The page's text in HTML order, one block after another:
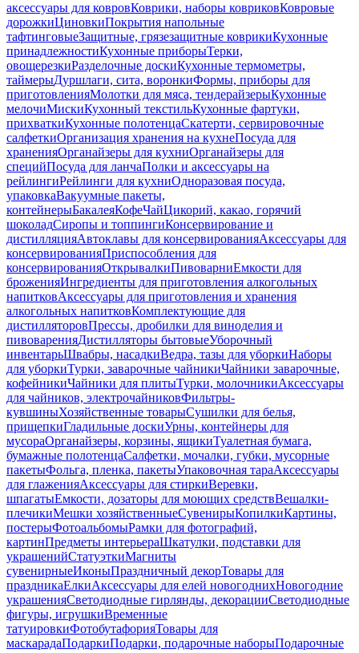
аксессуары для ковровКоврики, наборы ковриковКовровые
дорожкиЦиновкиПокрытия напольные
тафтинговыеЗащитные, грязезащитные коврикиКухонные
принадлежностиКухонные приборыТерки,
овощерезкиРазделочные доскиКухонные термометры,
таймерыДуршлаги, сита, воронкиФормы, приборы для
приготовленияМолотки для мяса, тендерайзерыКухонные
мелочиМискиКухонный текстильКухонные фартуки,
прихваткиКухонные полотенцаСкатерти, сервировочные
салфеткиОрганизация хранения на кухнеПосуда для
храненияОрганайзеры для кухниОрганайзеры для
специйПосуда для ланчаПолки и аксессуары на
рейлингиРейлинги для кухниОдноразовая посуда,
упаковкаВакуумные пакеты,
контейнерыБакалеяКофеЧайЦикорий, какао, горячий
шоколадСиропы и топпингиКонсервирование и
дистилляцияАвтоклавы для консервированияАксессуары для
консервированияПриспособления для
консервированияОткрывалкиПивоварниЕмкости для
броженияИнгредиенты для приготовления алкогольных
напитковАксессуары для приготовления и хранения
алкогольных напитковКомплектующие для
дистилляторовПрессы, дробилки для виноделия и
пивоваренияДистилляторы бытовыеУборочный
инвентарьШвабры, насадкиВедра, тазы для уборкиНаборы
для уборкиТурки, заварочные чайникиЧайники заварочные,
кофейникиЧайники для плитыТурки, молочникиАксессуары
для чайников, электрочайниковФильтры-
кувшиныХозяйственные товарыСушилки для белья,
прищепкиГладильные доскиУрны, контейнеры для
мусораОрганайзеры, корзины, ящикиТуалетная бумага,
бумажные полотенцаСалфетки, мочалки, губки, мусорные
пакетыФольга, пленка, пакетыУпаковочная тараАксессуары
для глаженияАксессуары для стиркиВеревки,
шпагатыЕмкости, дозаторы для моющих средствВешалки-
плечикиМешки хозяйственныеСувенирыКопилкиКартины,
постерыФотоальбомыРамки для фотографий,
картинПредметы интерьераШкатулки, подставки для
украшенийСтатуэткиМагниты
сувенирныеИконыПраздничный декорТовары для
праздникаЕлкиАксессуары для елей новогоднихНовогодние
украшенияСветодиодные гирлянды, декорацииСветодиодные
фигуры, игрушкиВременные
татуировкиФотобутафорияТовары для
маскарадаПодаркиПодарки, подарочные наборыПодарочные